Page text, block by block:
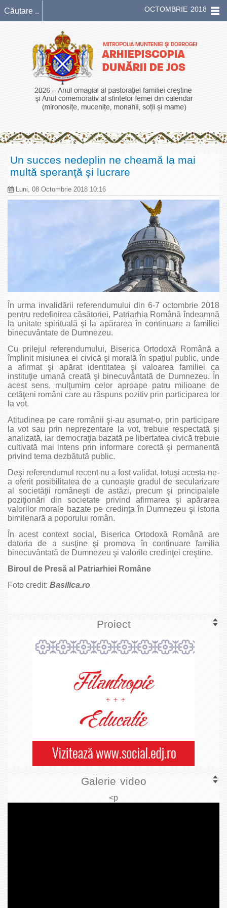
OCTOMBRIE 2018
Un succes nedeplin ne cheamă la mai
multă speranţă şi lucrare
Luni, 08 Octombrie 2018 10:16
În urma invalidării referendumului din 6-7 octombrie 2018
pentru redefinirea căsătoriei, Patriarhia Română îndeamnă
la unitate spirituală şi la apărarea în continuare a familiei
binecuvântate de Dumnezeu.
Cu prilejul referendumului, Biserica Ortodoxă Română a
împlinit misiunea ei civică şi morală în spațiul public, unde
a afirmat şi apărat identitatea şi valoarea familiei ca
instituţie umană creată şi binecuvântată de Dumnezeu. În
acest sens, mulţumim celor aproape patru milioane de
cetăţeni români care au răspuns pozitiv prin participarea lor
la vot.
Atitudinea pe care românii şi-au asumat-o, prin participare
la vot sau prin neprezentare la vot, trebuie respectată şi
analizată, iar democraţia bazată pe libertatea civică trebuie
cultivată mai intens prin informare corectă şi permanentă
privind tema dezbătută public.
Deşi referendumul recent nu a fost validat, totuşi acesta ne-
a oferit posibilitatea de a cunoaşte gradul de secularizare
al societăţii româneşti de astăzi, precum şi principalele
poziţionări din societate privind afirmarea şi apărarea
valorilor morale bazate pe credinţa în Dumnezeu şi istoria
bimilenară a poporului român.
În acest context social, Biserica Ortodoxă Română are
datoria de a susţine şi promova în continuare familia
binecuvântată de Dumnezeu şi valorile credinţei creştine.
Biroul de Presă al Patriarhiei Române
Foto credit: Basilica.ro
Proiect
Galerie video
<p